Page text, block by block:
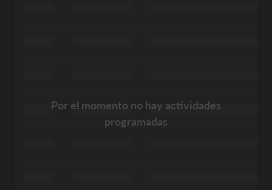
Por el momento no hay actividades
programadas